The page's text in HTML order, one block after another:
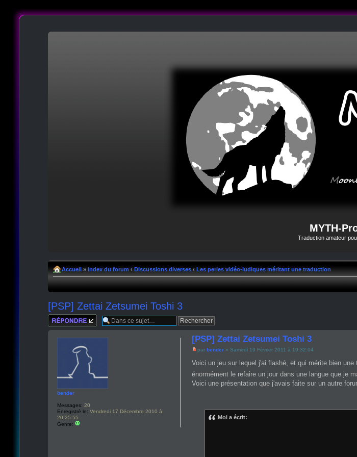
MYTH-
Traduction amateur
Accueil» Index du forum ‹ Discussions diverses ‹ Les perles vidéo-ludiques méritant une traduction
[PSP] Zettai Zetsumei Toshi 3
Répondre
[PSP] Zettai Zetsumei Toshi 3
parbender » Samedi 19 Février 2011 à 19:32:04
Voici un jeu sur lequel j'ai flashé, et qui mérite bien
énormément le refaire un jour dans une langue que je
Voici une présentation que j'avais faite sur un autre
Moi a écrit:
bender
Messages: 20
Enregistré le: Vendredi 17 Décembre 2010 à
20:25:55
Genre: